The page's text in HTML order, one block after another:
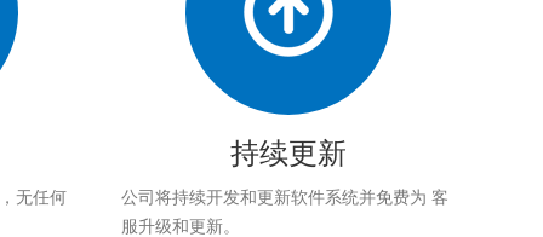
无任何
持续更新
公司将持续开发和更新软件系统并免费为 客
服升级和更新。